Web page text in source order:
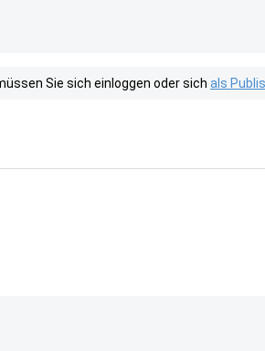
Sie sich einloggen oder sich als